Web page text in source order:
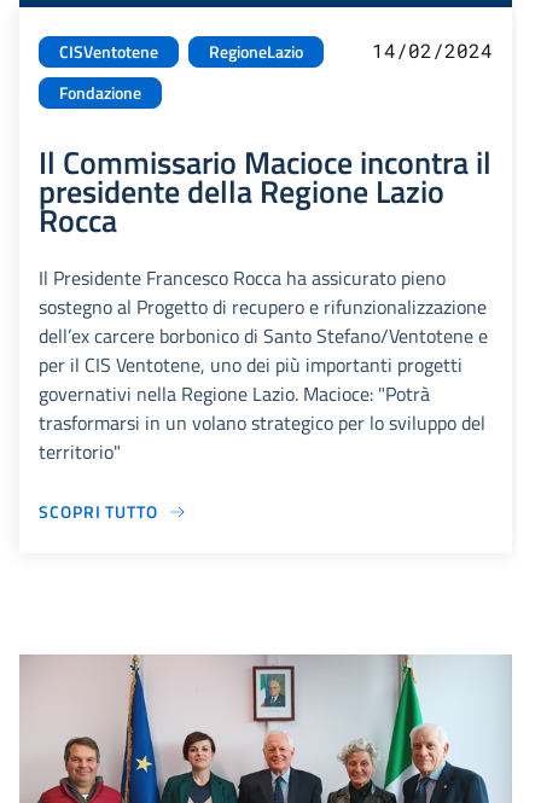
CISVentotene
RegioneLazio
Fondazione
14/02/2024
Il Commissario Macioce incontra il
presidente della Regione Lazio
Rocca
Il Presidente Francesco Rocca ha assicurato pieno
sostegno al Progetto di recupero e rifunzionalizzazione
dell’ex carcere borbonico di Santo Stefano/Ventotene e
per il CIS Ventotene, uno dei più importanti progetti
governativi nella Regione Lazio. Macioce: "Potrà
trasformarsi in un volano strategico per lo sviluppo del
territorio"
SCOPRI TUTTO